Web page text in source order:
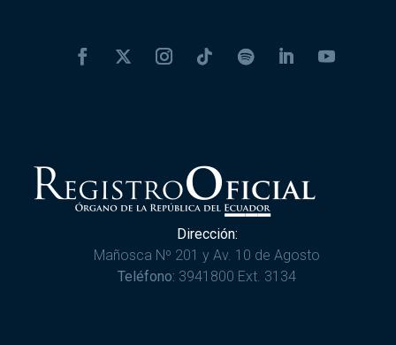
Dirección:
Mañosca Nº 201 y Av. 10 de Agosto
Teléfono: 3941800 Ext. 3134